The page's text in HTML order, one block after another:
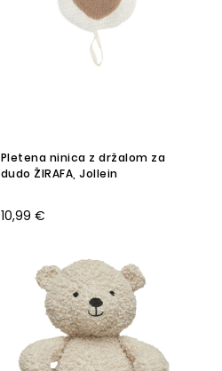
Pletena ninica z držalom za
dudo ŽIRAFA, Jollein
10,99 €